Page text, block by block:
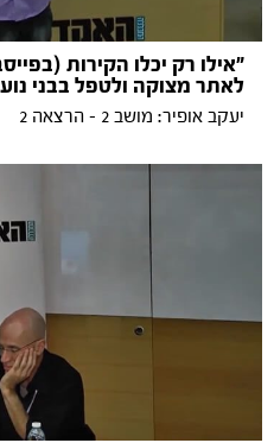
"אילו רק יכלו הקירות
לאתר מצוקה ולטפל בבני
יעקב אופיר: מושב 2 - הרצאה 2